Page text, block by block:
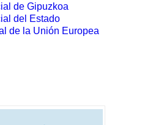
de Gipuzkoa
del Estado
de la Unión Europea